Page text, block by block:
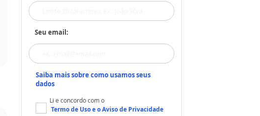
Seu email:
Saiba mais sobre como usamos seus
dados
Li e concordo com o
Termo de Usoe oAviso de Privacidade